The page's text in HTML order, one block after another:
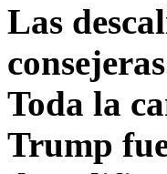
Las
Toda la
Trump